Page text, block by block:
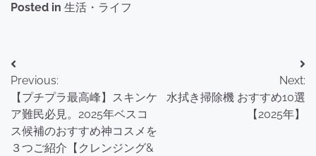
Posted in 生活・ライフ
投
稿
ナ
ビ
Previous:
【プチプラ最高峰】スキンケ
ア難民必見。2025年ベスコ
ス候補のおすすめ神コスメを
３つご紹介【クレンジング&
Next:
水拭き掃除機 おすすめ10選
【2025年】